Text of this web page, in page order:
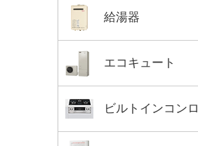
給湯器
エコキュート
ビルトインコンロ